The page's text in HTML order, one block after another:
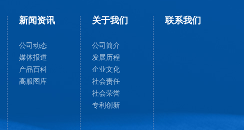
新闻资讯
公司动态
媒体报道
产品百科
高服图库
关于我们
公司简介
发展历程
企业文化
社会责任
社会荣誉
专利创新
联系我们